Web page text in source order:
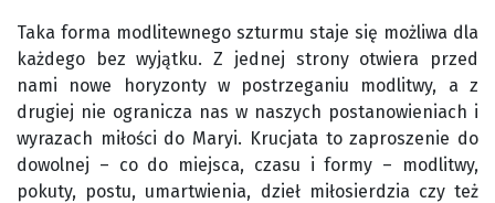
Taka forma modlitewnego szturmu staje się możliwa dla
każdego bez wyjątku. Z jednej strony otwiera przed
nami nowe horyzonty w postrzeganiu modlitwy, a z
drugiej nie ogranicza nas w naszych postanowieniach i
wyrazach miłości do Maryi. Krucjata to zaproszenie do
dowolnej – co do miejsca, czasu i formy – modlitwy,
pokuty, postu, umartwienia, dzieł miłosierdzia czy też